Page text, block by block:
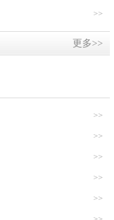
>>
更多>>
>>
>>
>>
>>
>>